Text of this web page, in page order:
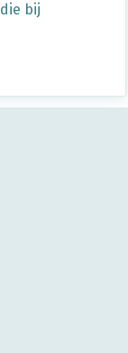
bij